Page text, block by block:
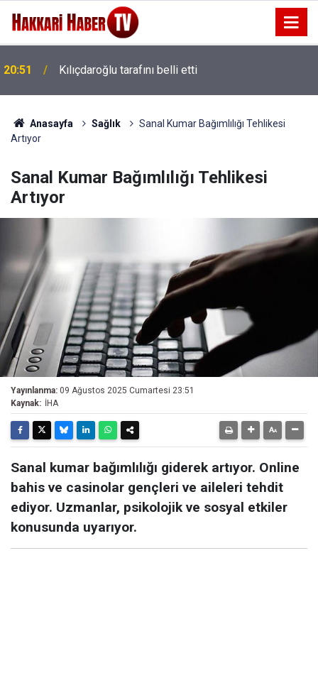
20:51 Kılıçdaroğlu tarafını belli etti
20:48 Barışın temeli seçim hesabı değildir
Anasayfa Sağlık
Sanal Kumar Bağımlılığı Tehlikesi
Artıyor
Sanal Kumar Bağımlılığı Tehlikesi
Artıyor
Yayınlanma: 09 Ağustos 2025 Cumartesi 23:51
Kaynak: İHA
Sanal kumar bağımlılığı giderek artıyor. Online
bahis ve casinolar gençleri ve aileleri tehdit
ediyor. Uzmanlar, psikolojik ve sosyal etkiler
konusunda uyarıyor.